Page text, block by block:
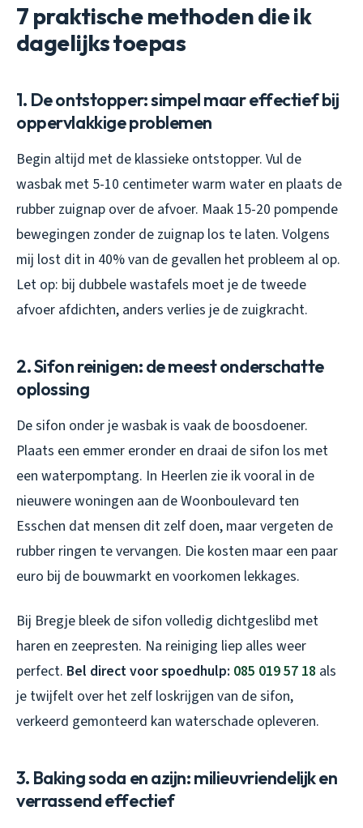
7 praktische methoden die ik
dagelijks toepas
1. De ontstopper: simpel maar effectief bij
oppervlakkige problemen
Begin altijd met de klassieke ontstopper. Vul de
wasbak met 5-10 centimeter warm water en plaats de
rubber zuignap over de afvoer. Maak 15-20 pompende
bewegingen zonder de zuignap los te laten. Volgens
mij lost dit in 40% van de gevallen het probleem al op.
Let op: bij dubbele wastafels moet je de tweede
afvoer afdichten, anders verlies je de zuigkracht.
2. Sifon reinigen: de meest onderschatte
oplossing
De sifon onder je wasbak is vaak de boosdoener.
Plaats een emmer eronder en draai de sifon los met
een waterpomptang. In Heerlen zie ik vooral in de
nieuwere woningen aan de Woonboulevard ten
Esschen dat mensen dit zelf doen, maar vergeten de
rubber ringen te vervangen. Die kosten maar een paar
euro bij de bouwmarkt en voorkomen lekkages.
Bij Bregje bleek de sifon volledig dichtgeslibd met
haren en zeepresten. Na reiniging liep alles weer
perfect. Bel direct voor spoedhulp: 085 019 57 18 als
je twijfelt over het zelf loskrijgen van de sifon,
verkeerd gemonteerd kan waterschade opleveren.
3. Baking soda en azijn: milieuvriendelijk en
verrassend effectief